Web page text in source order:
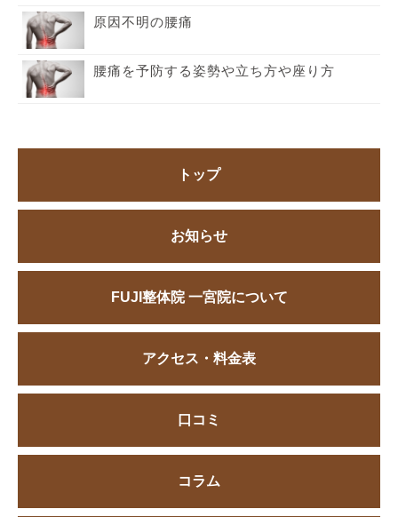
原因不明の腰痛
腰痛を予防する姿勢や立ち方や座り方
トップ
お知らせ
FUJI整体院 一宮院について
アクセス・料金表
口コミ
コラム